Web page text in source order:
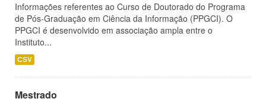
Informações referentes ao Curso de Doutorado do Programa
de Pós-Graduação em Ciência da Informação (PPGCI). O
PPGCI é desenvolvido em associação ampla entre o
Instituto...
CSV
Mestrado